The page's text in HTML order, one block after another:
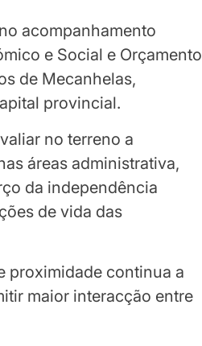
acompanhamento
e Social e Orçamento
de Mecanhelas,
provincial.
no terreno a
áreas administrativa,
da independência
de vida das
proximidade continua a
maior interacção entre